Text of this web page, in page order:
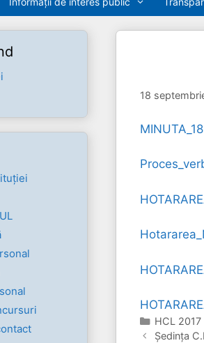
18
Categorii
HCL 2017
Şedinţa